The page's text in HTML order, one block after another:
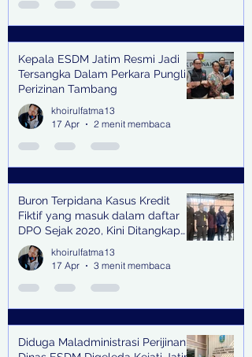
Kepala ESDM Jatim Resmi Jadi
Tersangka Dalam Perkara Pungli
Perizinan Tambang
khoirulfatma13
17 Apr
2 menit membaca
Buron Terpidana Kasus Kredit
Fiktif yang masuk dalam daftar
DPO Sejak 2020, Kini Ditangkap
Kejari Surabaya
khoirulfatma13
17 Apr
3 menit membaca
Diduga Maladministrasi Perijinan,